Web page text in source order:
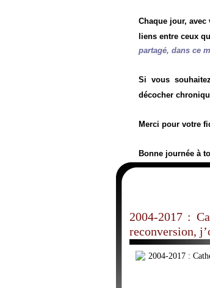
Chaque jour,
liens entre ceux
partagé, dans ce
Si vous
décocher
Merci pour votre
Bonne journée à
2004-2017 :
reconversion,